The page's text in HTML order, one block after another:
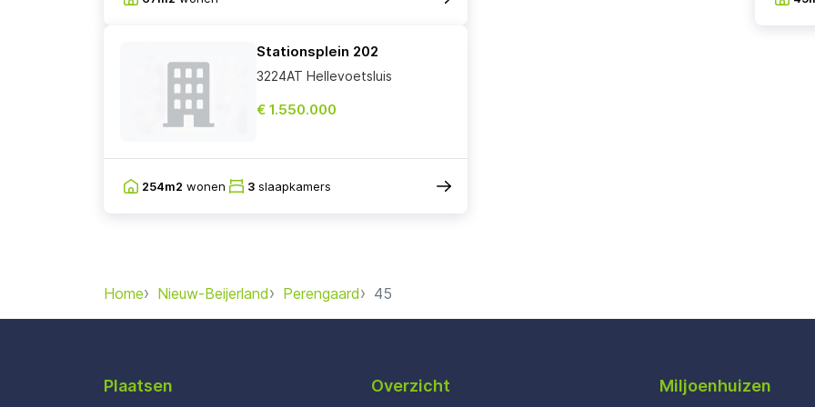
Stationsplein 202
3224AT Hellevoetsluis
€ 1.550.000
254m2 wonen 3 slaapkamers
Home Nieuw-Beijerland Perengaard 45
Plaatsen Overzicht Miljoenhuizen